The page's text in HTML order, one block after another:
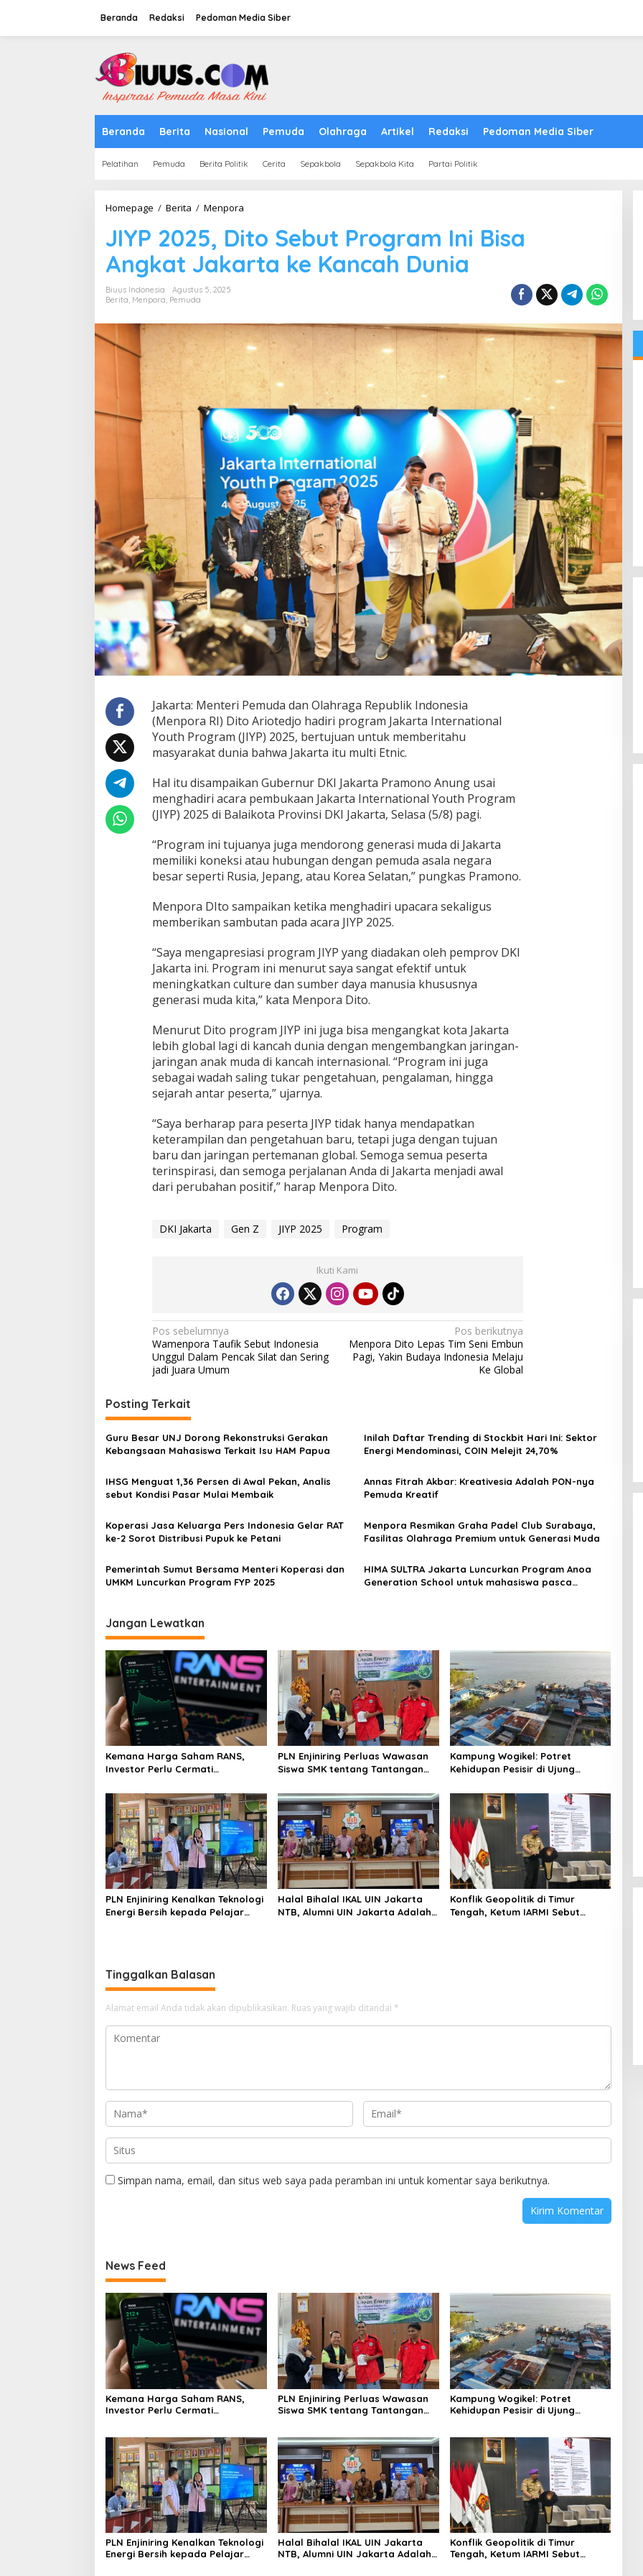
Beranda Redaksi Pedoman Media Siber
Beranda Berita Nasional Pemuda Olahraga Artikel Redaksi Pedoman Media Siber
Pelatihan Pemuda Berita Politik Cerita Sepakbola Sepakbola Kita Partai Politik
Homepage / Berita / Menpora
Dito
Sebut
Program
Ini
ke
Kancah
Dunia
JIYP 2025, Dito Sebut Program Ini Bisa
Angkat Jakarta ke Kancah Dunia
Biuus Indonesia
Agustus 5, 2025
Berita, Menpora, Pemuda
Jakarta: Menteri Pemuda dan Olahraga Republik Indonesia
(Menpora RI) Dito Ariotedjo hadiri program Jakarta International
Youth Program (JIYP) 2025, bertujuan untuk memberitahu
masyarakat dunia bahwa Jakarta itu multi Etnic.
Hal itu disampaikan Gubernur DKI Jakarta Pramono Anung usai
menghadiri acara pembukaan Jakarta International Youth Program
(JIYP) 2025 di Balaikota Provinsi DKI Jakarta, Selasa (5/8) pagi.
“Program ini tujuanya juga mendorong generasi muda di Jakarta
memiliki koneksi atau hubungan dengan pemuda asala negara
besar seperti Rusia, Jepang, atau Korea Selatan,” pungkas Pramono.
Menpora DIto sampaikan ketika menghadiri upacara sekaligus
memberikan sambutan pada acara JIYP 2025.
“Saya mengapresiasi program JIYP yang diadakan oleh pemprov DKI
Jakarta ini. Program ini menurut saya sangat efektif untuk
meningkatkan culture dan sumber daya manusia khususnya
generasi muda kita,” kata Menpora Dito.
Menurut Dito program JIYP ini juga bisa mengangkat kota Jakarta
lebih global lagi di kancah dunia dengan mengembangkan jaringan-
jaringan anak muda di kancah internasional. “Program ini juga
sebagai wadah saling tukar pengetahuan, pengalaman, hingga
sejarah antar peserta,” ujarnya.
“Saya berharap para peserta JIYP tidak hanya mendapatkan
keterampilan dan pengetahuan baru, tetapi juga dengan tujuan
baru dan jaringan pertemanan global. Semoga semua peserta
terinspirasi, dan semoga perjalanan Anda di Jakarta menjadi awal
dari perubahan positif,” harap Menpora Dito.
DKI Jakarta Gen Z JIYP 2025 Program
Ikuti Kami
Navigasi
pos
Pos sebelumnya
Wamenpora Taufik Sebut Indonesia
Unggul Dalam Pencak Silat dan Sering
jadi Juara Umum
Pos berikutnya
Menpora Dito Lepas Tim Seni Embun
Pagi, Yakin Budaya Indonesia Melaju
Ke Global
Posting Terkait
Guru Besar UNJ Dorong Rekonstruksi Gerakan
Kebangsaan Mahasiswa Terkait Isu HAM Papua
Inilah Daftar Trending di Stockbit Hari Ini: Sektor
Energi Mendominasi, COIN Melejit 24,70%
IHSG Menguat 1,36 Persen di Awal Pekan, Analis
sebut Kondisi Pasar Mulai Membaik
Annas Fitrah Akbar: Kreativesia Adalah PON-nya
Pemuda Kreatif
Koperasi Jasa Keluarga Pers Indonesia Gelar RAT
ke-2 Sorot Distribusi Pupuk ke Petani
Menpora Resmikan Graha Padel Club Surabaya,
Fasilitas Olahraga Premium untuk Generasi Muda
Pemerintah Sumut Bersama Menteri Koperasi dan
UMKM Luncurkan Program FYP 2025
HIMA SULTRA Jakarta Luncurkan Program Anoa
Generation School untuk mahasiswa pasca
Jangan Lewatkan
Kemana Harga Saham RANS,
Investor Perlu Cermati
Spekulasi Berlebihan
PLN Enjiniring Perluas Wawasan
Siswa SMK tentang Tantangan
Kampung Wogikel: Potret
Kehidupan Pesisir di Ujung
Tengah Keterbatasan
PLN Enjiniring Kenalkan Teknologi
Energi Bersih kepada Pelajar
Halal Bihalal IKAL UIN Jakarta
NTB, Alumni UIN Jakarta Adalah
Konflik Geopolitik di Timur
Tengah, Ketum IARMI Sebut
Tinggalkan Balasan
Alamat email Anda tidak akan dipublikasikan. Ruas yang wajib ditandai *
Simpan nama, email, dan situs web saya pada peramban ini untuk komentar saya berikutnya.
News Feed
Kemana Harga Saham RANS,
Investor Perlu Cermati
PLN Enjiniring Perluas Wawasan
Siswa SMK tentang Tantangan
Kampung Wogikel: Potret
Kehidupan Pesisir di Ujung
PLN Enjiniring Kenalkan Teknologi
Energi Bersih kepada Pelajar
Halal Bihalal IKAL UIN Jakarta
NTB, Alumni UIN Jakarta Adalah
Konflik Geopolitik di Timur
Tengah, Ketum IARMI Sebut
Sudarso
Di Berita, Politik | November 3, 2025